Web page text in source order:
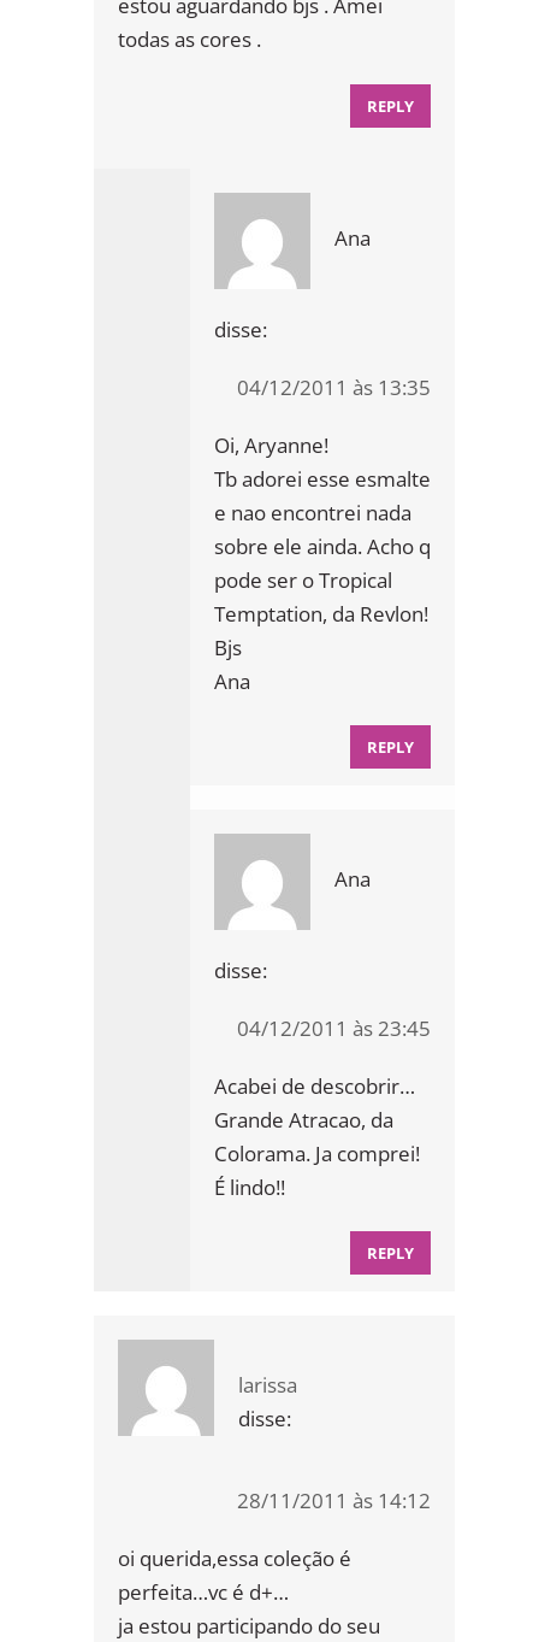
estou aguardando bjs . Amei
todas as cores .
REPLY
Ana
disse:
04/12/2011 às 13:35
Oi, Aryanne!
Tb adorei esse esmalte
e nao encontrei nada
sobre ele ainda. Acho q
pode ser o Tropical
Temptation, da Revlon!
Bjs
Ana
REPLY
Ana
disse:
04/12/2011 às 23:45
Acabei de descobrir…
Grande Atracao, da
Colorama. Ja comprei!
É lindo!!
REPLY
larissa
disse:
28/11/2011 às 14:12
oi querida,essa coleção é
perfeita…vc é d+…
ja estou participando do seu